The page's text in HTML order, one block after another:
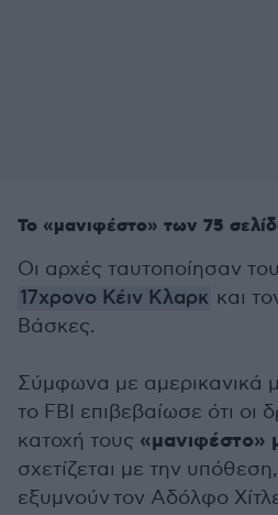
Το «μανιφέστο» των 75
Οι αρχές ταυτοποίησαν
17χρονο Κέιν Κλαρκ και
Βάσκες.
Σύμφωνα με αμερικανικά
το FBI επιβεβαίωσε ότι οι
κατοχή τους «μανιφέστο»
σχετίζεται με την
εξυμνούν τον Αδόλφο